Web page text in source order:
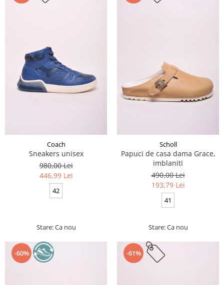
Coach
Sneakers unisex
980,00 Lei
446,99 Lei
42
Stare: Ca nou
Scholl
Papuci de casa dama Grace,
imblaniti
490,00 Lei
193,79 Lei
41
Stare: Ca nou
-60% -61%